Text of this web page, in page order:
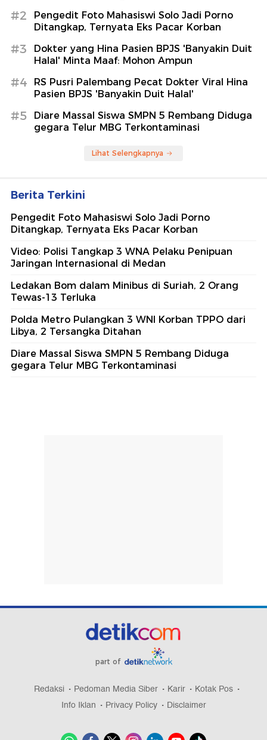
#2
Pengedit Foto Mahasiswi Solo Jadi Porno
Ditangkap, Ternyata Eks Pacar Korban
#3
Dokter yang Hina Pasien BPJS 'Banyakin Duit
Halal' Minta Maaf: Mohon Ampun
#4
RS Pusri Palembang Pecat Dokter Viral Hina
Pasien BPJS 'Banyakin Duit Halal'
#5
Diare Massal Siswa SMPN 5 Rembang Diduga
gegara Telur MBG Terkontaminasi
Lihat Selengkapnya
Berita Terkini
Pengedit Foto Mahasiswi Solo Jadi Porno
Ditangkap, Ternyata Eks Pacar Korban
Video: Polisi Tangkap 3 WNA Pelaku Penipuan
Jaringan Internasional di Medan
Ledakan Bom dalam Minibus di Suriah, 2 Orang
Tewas-13 Terluka
Polda Metro Pulangkan 3 WNI Korban TPPO dari
Libya, 2 Tersangka Ditahan
Diare Massal Siswa SMPN 5 Rembang Diduga
gegara Telur MBG Terkontaminasi
part of
Redaksi Pedoman Media Siber Karir
Kotak Pos
Info Iklan
Privacy Policy Disclaimer